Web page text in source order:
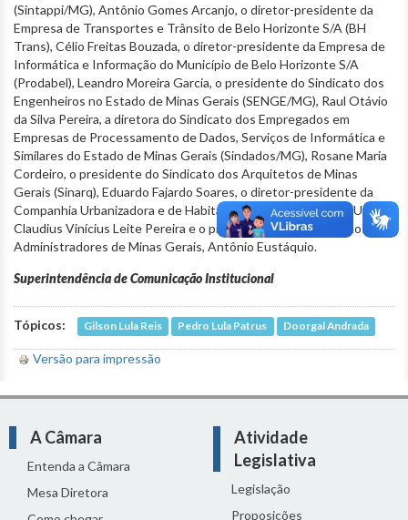
(Sintappi/MG), Antônio Gomes Arcanjo, o diretor-presidente da
Empresa de Transportes e Trânsito de Belo Horizonte S/A (BH
Trans), Célio Freitas Bouzada, o diretor-presidente da Empresa de
Informática e Informação do Município de Belo Horizonte S/A
(Prodabel), Leandro Moreira Garcia, o presidente do Sindicato dos
Engenheiros no Estado de Minas Gerais (SENGE/MG), Raul Otávio
da Silva Pereira, a diretora do Sindicato dos Empregados em
Empresas de Processamento de Dados, Serviços de Informática e
Similares do Estado de Minas Gerais (Sindados/MG), Rosane Maria
Cordeiro, o presidente do Sindicato dos Arquitetos de Minas
Gerais (Sinarq), Eduardo Fajardo Soares, o diretor-presidente da
Companhia Urbanizadora e de Habitação de Belo Horizonte (Urbel),
Claudius Vinícius Leite Pereira e o presidente do Sindicato dos
Administradores de Minas Gerais, Antônio Eustáquio.
Superintendência de Comunicação Institucional
Tópicos: Gilson Lula Reis Pedro Lula Patrus Doorgal Andrada
Versão para impressão
A Câmara
Entenda a Câmara
Mesa Diretora
Atividade
Legislativa
Legislação
Proposições